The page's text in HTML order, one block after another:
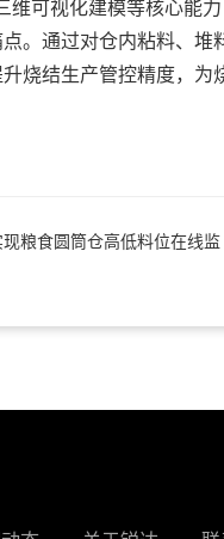
可视化建模等核心能
。通过对仓内粘料、堆
烧结生产管控精度，为
粮食圆筒仓高低料位在线监